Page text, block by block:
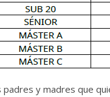
padres y madres que